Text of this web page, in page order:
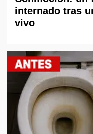
internado tras
vivo